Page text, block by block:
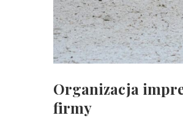
Organizacja
firmy